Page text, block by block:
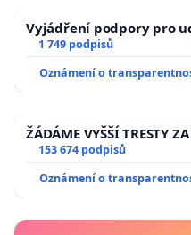
Vyjádření podpory pro
1 749 podpisů
Oznámení o
ŽÁDÁME VYŠŠÍ TRESTY
153 674 podpisů
Oznámení o